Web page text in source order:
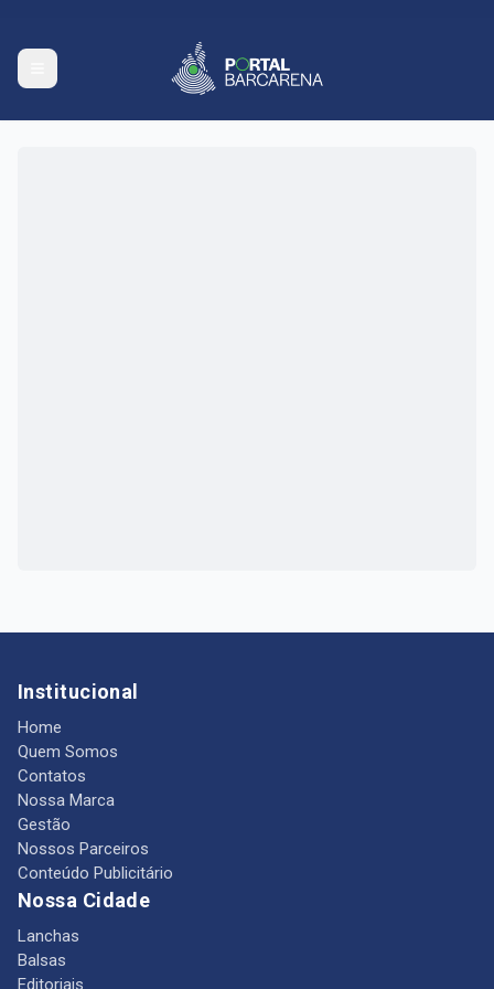
Institucional
Home
Quem Somos
Contatos
Nossa Marca
Gestão
Nossos Parceiros
Conteúdo Publicitário
Nossa Cidade
Lanchas
Balsas
Editoriais